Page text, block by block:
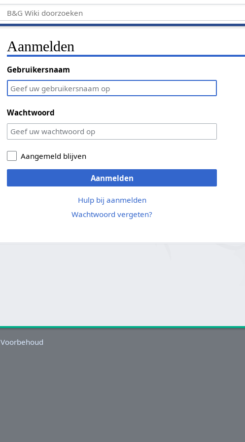
Aanmelden
Gebruikersnaam
Wachtwoord
Aangemeld blijven
Aanmelden
Hulp bij aanmelden
Wachtwoord vergeten?
Voorbehoud